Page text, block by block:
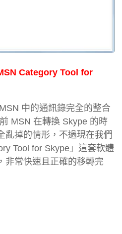
Category Tool for
中的通訊錄完全的整合
MSN 在轉換 Skype 的時
亂掉的情形，不過現在我們
Tool for Skype」這套軟體
非常快速且正確的移轉完